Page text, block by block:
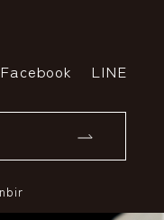
Facebook LINE